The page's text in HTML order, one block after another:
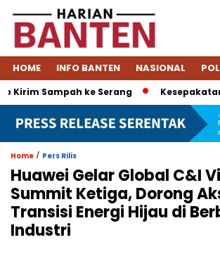
HOME INFO BANTEN NASIONAL
Sampah ke Serang Kesepakatan
Home / Pers Rilis
Huawei Gelar Global C&I
Summit Ketiga, Dorong
Transisi Energi Hijau di
Industri